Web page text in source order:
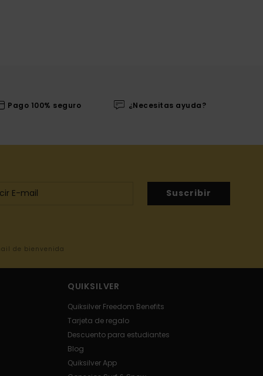
Pago 100% seguro ¿Necesitas ayuda?
Suscribir
de bienvenida
QUIKSILVER
Quiksilver Freedom Benefits
Tarjeta de regalo
Descuento para estudiantes
Blog
Quiksilver App